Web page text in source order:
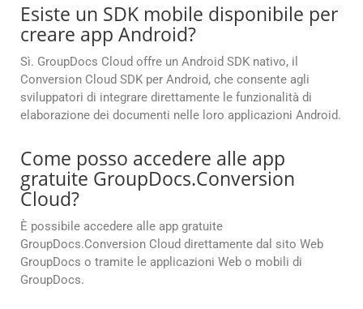
Esiste un SDK mobile disponibile per
creare app Android?
Sì. GroupDocs Cloud offre un Android SDK nativo, il
Conversion Cloud SDK per Android, che consente agli
sviluppatori di integrare direttamente le funzionalità di
elaborazione dei documenti nelle loro applicazioni Android.
Come posso accedere alle app
gratuite GroupDocs.Conversion
Cloud?
È possibile accedere alle app gratuite
GroupDocs.Conversion Cloud direttamente dal sito Web
GroupDocs o tramite le applicazioni Web o mobili di
GroupDocs.